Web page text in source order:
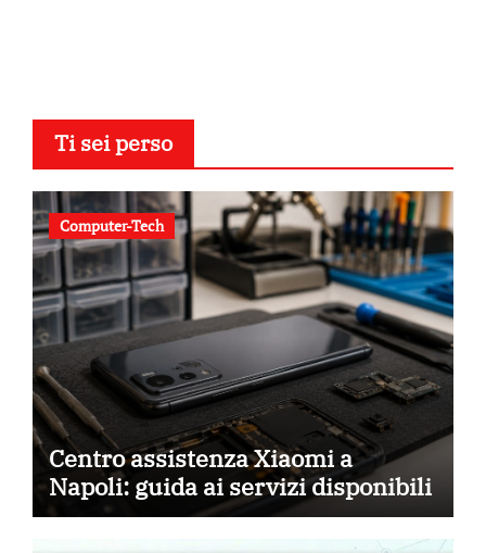
Ti sei perso
Computer-Tech
Centro assistenza Xiaomi a
Napoli: guida ai servizi disponibili